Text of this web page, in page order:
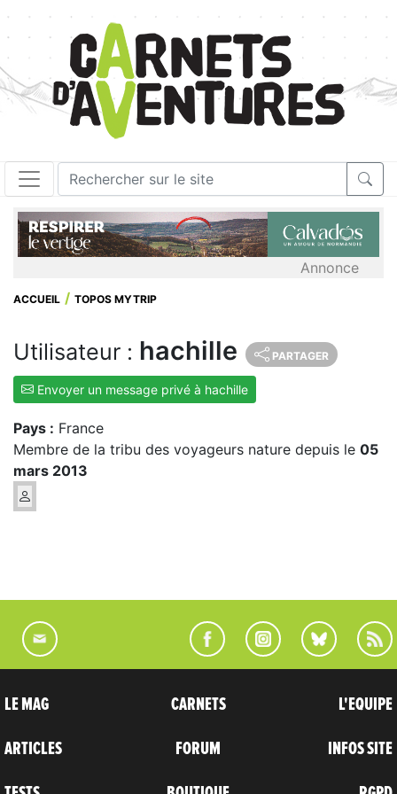
Annonce
ACCUEIL TOPOS MYTRIP
Utilisateur : hachille PARTAGER
Envoyer un message privé à hachille
Pays : France
Membre de la tribu des voyageurs nature depuis le 05
mars 2013
LE MAG
ARTICLES
CARNETS
FORUM
L'EQUIPE
INFOS SITE